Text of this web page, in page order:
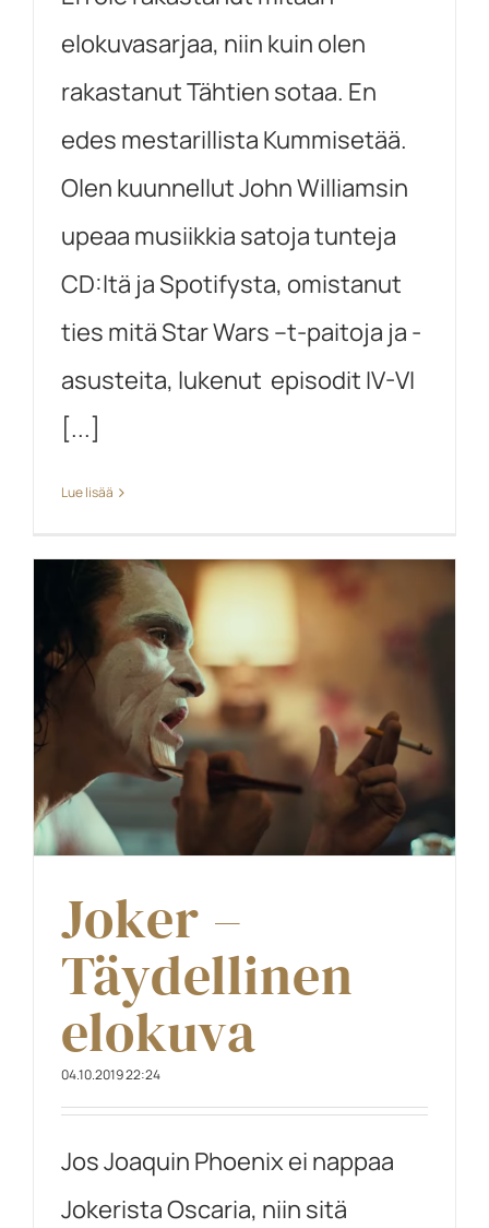
elokuvasarjaa, niin kuin olen
rakastanut Tähtien sotaa. En
edes mestarillista Kummisetää.
Olen kuunnellut John Williamsin
upeaa musiikkia satoja tunteja
CD:ltä ja Spotifysta, omistanut
ties mitä Star Wars –t-paitoja ja -
asusteita, lukenut episodit IV-VI
[...]
Lue lisää
Joker –
Täydellinen
elokuva
04.10.2019 22:24
Jos Joaquin Phoenix ei nappaa
Jokerista Oscaria, niin sitä